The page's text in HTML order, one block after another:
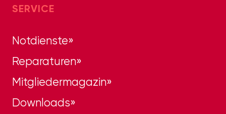
SERVICE
Notdienste
Reparaturen
Mitgliedermagazin
Downloads